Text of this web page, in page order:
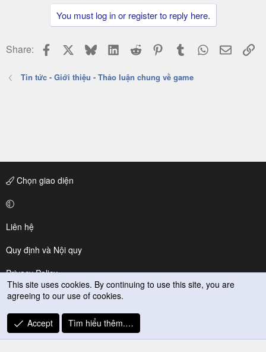
s
:
You must log in or register to reply here.
Share: Facebook BlueskyLinkedIn
Reddit PinterestTumblr WhatsApp
Email
Tin tức - Giới thiệu - Thảo luận chung về game
Chọn giao diện
Liên hệ
Quy định và Nội quy
Privacy Policy
Trợ giúp
R
S
This site uses cookies. By continuing to use this site, you are
agreeing to our use of cookies.
Accept Tìm hiểu thêm.…